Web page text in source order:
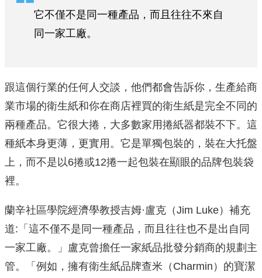
它不僅不是同一種產品，而且往往不來自
同一家工廠。
跟這個行業的任何人交談，他們都會告訴你，生產給商
業市場的衛生紙和你在商店裡買的衛生紙是完全不同的
兩種產品。它很大捲，大多數家用捲紙器都裝不下。這
種紙本身更薄，更實用。它是單獨包裝的，裝在大托盤
上，而不是以6捲或12捲一起包裝在顯眼的品牌包裝袋
裡。
蘭辛社區學院經濟學教授吉姆·盧克（Jim Luke）補充
道:「這不僅不是同一種產品，而且往往也不是出自同
一家工廠。」盧克曾擔任一家紙品批發分銷商的規劃主
管。「例如，擁有衛生紙品牌查米（Charmin）的寶潔